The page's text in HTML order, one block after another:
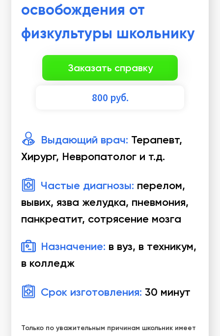
освобождения от
физкультуры школьнику
Заказать справку
800 руб.
Выдающий врач: Терапевт,
Хирург, Невропатолог и т.д.
Частые диагнозы: перелом,
вывих, язва желудка, пневмония,
панкреатит, сотрясение мозга
Назначение: в вуз, в техникум,
в колледж
Срок изготовления: 30 минут
Только по уважительным причинам школьник имеет